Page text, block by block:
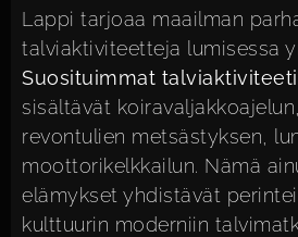
Lappi tarjoaa maailman
talviaktiviteetteja lumisessa
Suosituimmat
sisältävät
revontulien metsästyksen,
moottorikelkkailun. Nämä
elämykset yhdistävät
kulttuurin moderniin